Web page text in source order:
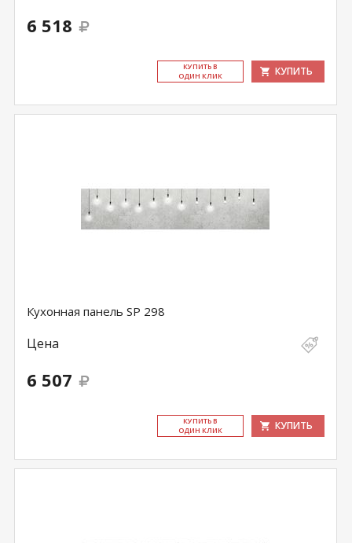
6 518
КУ­ПИТЬ В
ОДИН КЛИК
КУПИТЬ
Кухонная панель SP 298
Цена
6 507
КУ­ПИТЬ В
ОДИН КЛИК
КУПИТЬ